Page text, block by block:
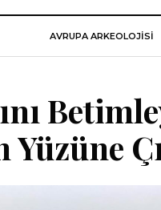
AVRUPA ARKEOLOJISI
Yüzüne